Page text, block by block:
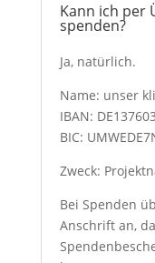
Kann ich per
spenden?
Ja, natürlich.
Name: unser
IBAN:
BIC:
Zweck:
Bei Spenden
Anschrift an,